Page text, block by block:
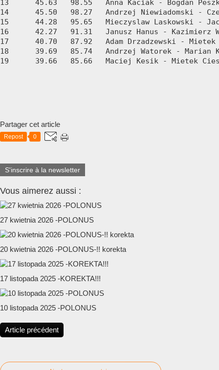
13	45.63	98.55	Anna Kaciak - Bogdan Peszko
14	45.50	98.27	Andrzej Niewiadomski - Czeslaw Kepa
15	44.28	95.65	Mieczyslaw Laskowski - Jacek Karlowski
16	42.27	91.31	Janusz Hanus - Kazimierz Wielgosz
17	40.70	87.92	Adam Drzadzewski - Mietek Przepiorka
18	39.69	85.74	Andrzej Watorek - Marian Kaminski
19	39.66	85.66	Maciej Kesik - Mietek Ciesielski
Partager cet article
Repost 0
S'inscrire à la newsletter
Vous aimerez aussi :
27 kwietnia 2026 -POLONUS
20 kwietnia 2026 -POLONUS-!! korekta
17 listopada 2025 -KOREKTA!!!
10 listopada 2025 -POLONUS
Article précédent